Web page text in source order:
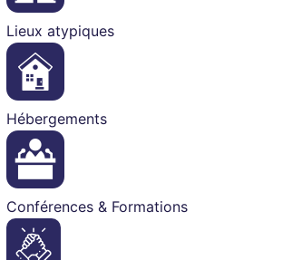
Lieux atypiques
Hébergements
Conférences & Formations